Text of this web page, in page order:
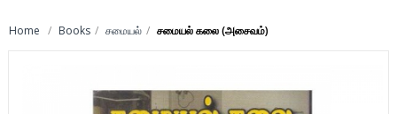
Home Books சமையல் சமையல் கலை (அசைவம்)